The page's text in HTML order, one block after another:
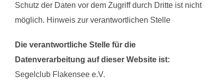
Schutz der Daten vor dem Zugriff durch Dritte ist nicht
möglich. Hinweis zur verantwortlichen Stelle
Die verantwortliche Stelle für die
Datenverarbeitung auf dieser Website ist:
Segelclub Flakensee e.V.